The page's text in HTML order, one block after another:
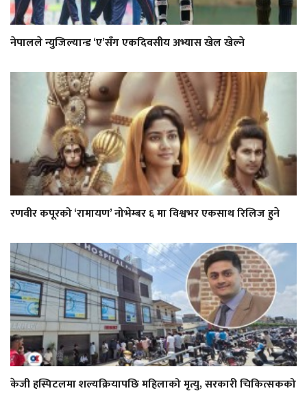
नेपालले न्युजिल्यान्ड ‘ए’सँग एकदिवसीय अभ्यास खेल खेल्ने
रणवीर कपूरको ‘रामायण’ नोभेम्बर ६ मा विश्वभर एकसाथ रिलिज हुने
केजी हस्पिटलमा शल्यक्रियापछि महिलाको मृत्यु, सरकारी चिकित्सकको